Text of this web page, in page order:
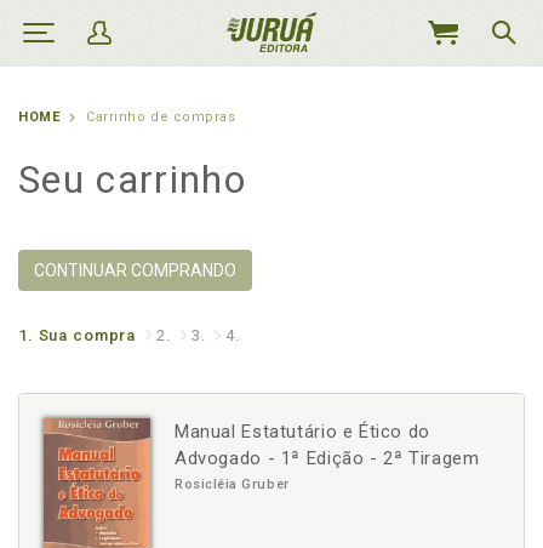
MEU
HOME Carrinho de compras
Seu carrinho
CONTINUAR COMPRANDO
1. Sua compra 2. 3. 4.
Manual Estatutário e Ético do
Advogado - 1ª Edição - 2ª Tiragem
Rosicléia Gruber